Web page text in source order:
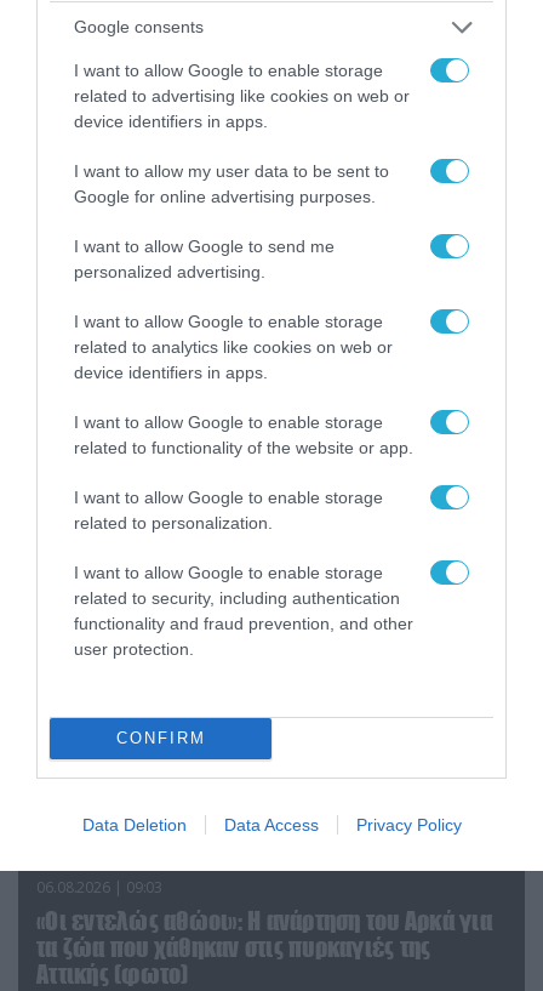
Google consents
I want to allow Google to enable storage
related to advertising like cookies on web or
device identifiers in apps.
I want to allow my user data to be sent to
Google for online advertising purposes.
I want to allow Google to send me
personalized advertising.
I want to allow Google to enable storage
related to analytics like cookies on web or
device identifiers in apps.
I want to allow Google to enable storage
related to functionality of the website or app.
I want to allow Google to enable storage
related to personalization.
I want to allow Google to enable storage
related to security, including authentication
functionality and fraud prevention, and other
user protection.
CONFIRM
Data Deletion Data Access Privacy Policy
07.08.2026 | 20:02
Κωνσταντίνο Ζούλα από τον ΣΚΑΪ – Ο λόγος της
απομάκρυνσής του
06.08.2026 | 14:02
«Επιχείρηση ελεύθερα πεζοδρόμια» στην
Αθήνα: Απομακρύνθηκαν παράνομα
αντικείμενα από κοινόχρηστους χώρους
06.08.2026 | 09:03
«Οι εντελώς αθώοι»: Η ανάρτηση του Αρκά για
τα ζώα που χάθηκαν στις πυρκαγιές της
Αττικής (φωτο)